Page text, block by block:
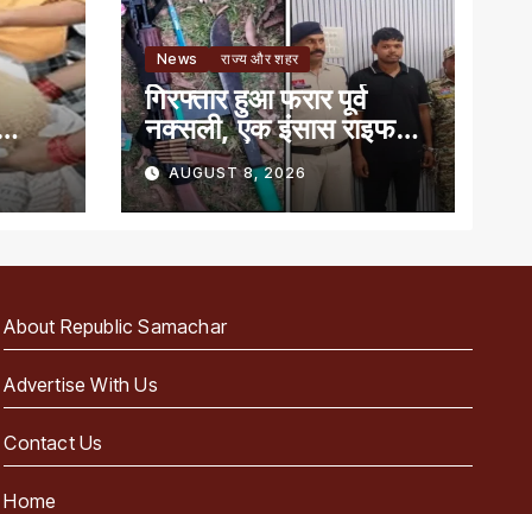
News राज्य और शहर
गिरफ्तार हुआ फरार पूर्व
नक्सली, एक इंसास राइफल,
कारतूस और तलवार जब्त
AUGUST 8, 2026
About Republic Samachar
Advertise With Us
Contact Us
Home